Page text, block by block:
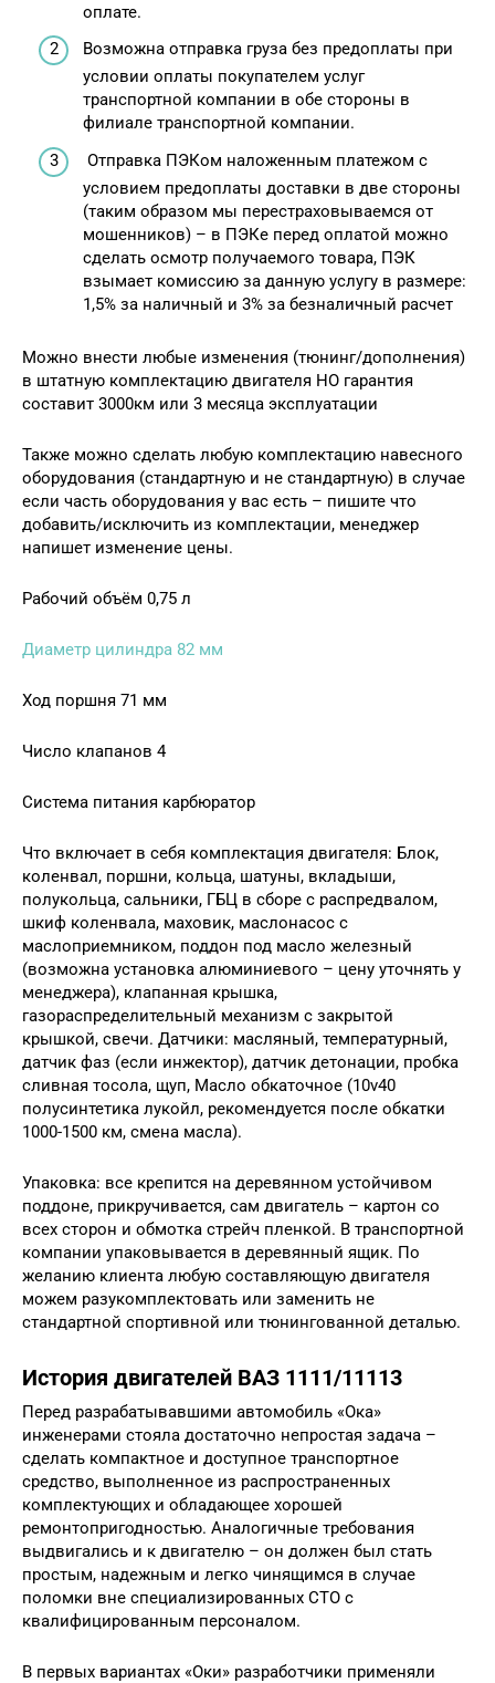
оплате.
Возможна отправка груза без предоплаты при
условии оплаты покупателем услуг
транспортной компании в обе стороны в
филиале транспортной компании.
Отправка ПЭКом наложенным платежом с
условием предоплаты доставки в две стороны
(таким образом мы перестраховываемся от
мошенников) – в ПЭКе перед оплатой можно
сделать осмотр получаемого товара, ПЭК
взымает комиссию за данную услугу в размере:
1,5% за наличный и 3% за безналичный расчет
Можно внести любые изменения (тюнинг/дополнения)
в штатную комплектацию двигателя НО гарантия
составит 3000км или 3 месяца эксплуатации
Также можно сделать любую комплектацию навесного
оборудования (стандартную и не стандартную) в случае
если часть оборудования у вас есть – пишите что
добавить/исключить из комплектации, менеджер
напишет изменение цены.
Рабочий объём 0,75 л
Диаметр цилиндра 82 мм
Ход поршня 71 мм
Число клапанов 4
Система питания карбюратор
Что включает в себя комплектация двигателя: Блок,
коленвал, поршни, кольца, шатуны, вкладыши,
полукольца, сальники, ГБЦ в сборе с распредвалом,
шкиф коленвала, маховик, маслонасос с
маслоприемником, поддон под масло железный
(возможна установка алюминиевого – цену уточнять у
менеджера), клапанная крышка,
газораспределительный механизм с закрытой
крышкой, свечи. Датчики: масляный, температурный,
датчик фаз (если инжектор), датчик детонации, пробка
сливная тосола, щуп, Масло обкаточное (10v40
полусинтетика лукойл, рекомендуется после обкатки
1000-1500 км, смена масла).
Упаковка: все крепится на деревянном устойчивом
поддоне, прикручивается, сам двигатель – картон со
всех сторон и обмотка стрейч пленкой. В транспортной
компании упаковывается в деревянный ящик. По
желанию клиента любую составляющую двигателя
можем разукомплектовать или заменить не
стандартной спортивной или тюнингованной деталью.
История двигателей ВАЗ 1111/11113
Перед разрабатывавшими автомобиль «Ока»
инженерами стояла достаточно непростая задача –
сделать компактное и доступное транспортное
средство, выполненное из распространенных
комплектующих и обладающее хорошей
ремонтопригодностью. Аналогичные требования
выдвигались и к двигателю – он должен был стать
простым, надежным и легко чинящимся в случае
поломки вне специализированных СТО с
квалифицированным персоналом.
В первых вариантах «Оки» разработчики применяли